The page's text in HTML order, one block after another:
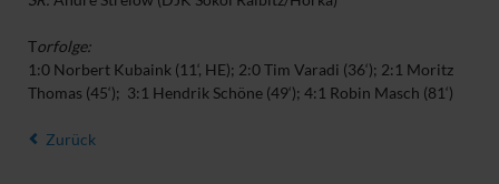
Torfolge:
1:0 Norbert Kubaink (11‘, HE); 2:0 Tim Varadi (36‘); 2:1 Moritz
Thomas (45‘); 3:1 Hendrik Schöne (49‘); 4:1 Robin Masch (81‘)
Zurück